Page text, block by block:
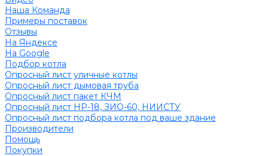
Наша Команда
Примеры поставок
Отзывы
На Яндексе
На Google
Подбор котла
Опросный лист уличные котлы
Опросный лист дымовая труба
Опросный лист пакет КЧМ
Опросный лист НР-18, ЗИО-60, НИИСТУ
Опросный лист подбора котла под ваше здание
Производители
Помощь
Покупки